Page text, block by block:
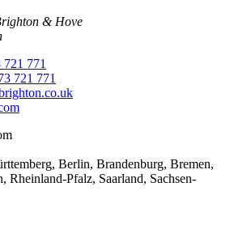
& Hove
771
721 771
Berlin, Brandenburg, Bremen,
Rheinland-Pfalz, Saarland, Sachsen-